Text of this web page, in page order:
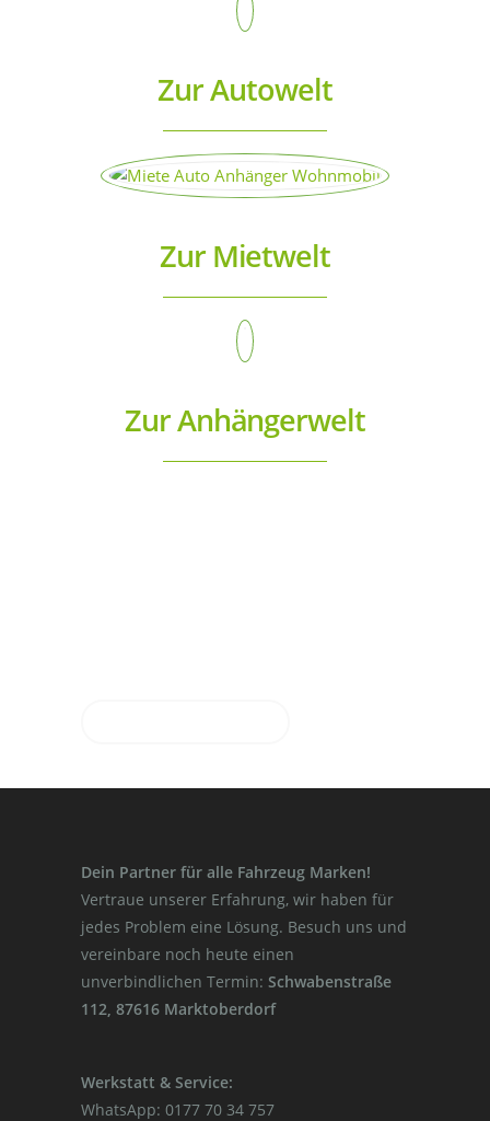
Zur Autowelt
Zur Mietwelt
Zur Anhängerwelt
Dein Partner für alle Fahrzeug Marken!
Vertraue unserer Erfahrung, wir haben für
jedes Problem eine Lösung. Besuch uns und
vereinbare noch heute einen
unverbindlichen Termin: Schwabenstraße
112, 87616 Marktoberdorf
Werkstatt & Service:
WhatsApp: 0177 70 34 757